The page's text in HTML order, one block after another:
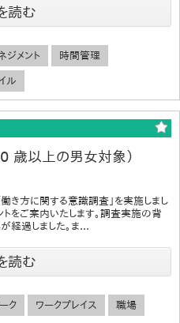
読む
ジメント 時間管理
ル
歳以上の男女対象）
働き方に関する意識調査」を実施しまし
をご案内いたします。調査実施の背
経過しました。ま...
読む
ク ワークプレイス 職場